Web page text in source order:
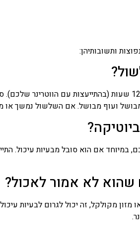
ותשובותיהן:
אם הכלב שלכם סובל משלשול, הפסיקו לתת לו מזון מוצק למשך 12-24 שעות
ועוף מבושל. אם השלשול נמשך או
במיוחד אם הוא סובל מבעיות עיכול.
לא אמור לאכול?
מקולקל, זה יכול לגרום לבעיות